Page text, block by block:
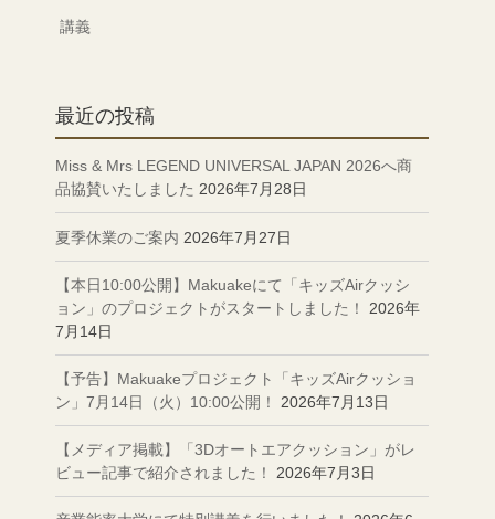
講義
最近の投稿
Miss & Mrs LEGEND UNIVERSAL JAPAN 2026へ商
品協賛いたしました 2026年7月28日
夏季休業のご案内 2026年7月27日
【本日10:00公開】Makuakeにて「キッズAirクッシ
ョン」のプロジェクトがスタートしました！
2026年
7月14日
【予告】Makuakeプロジェクト「キッズAirクッショ
ン」7月14日（火）10:00公開！
2026年7月13日
【メディア掲載】「3Dオートエアクッション」がレ
ビュー記事で紹介されました！
2026年7月3日